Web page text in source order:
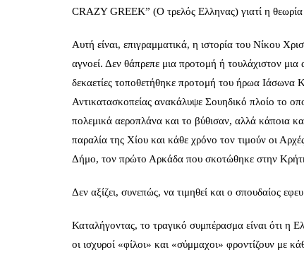
CRAZY GREEK” (O τρελός Ελληνας) γιατί η
Αυτή είναι, επιγραμματικά, η ιστορία του Νίκου
αγνοεί. Δεν θάπρεπε μια προτομή ή τουλάχιστον
δεκαετίες τοποθετήθηκε προτομή του ήρωα
Αντικατασκοπείας ανακάλυψε Σουηδικό πλοίο το
πολεμικά αεροπλάνα και το βύθισαν, αλλά κάποια
παραλία της Χίου και κάθε χρόνο τον τιμούν οι
Δήμο, τον πρώτο Αρκάδα που σκοτώθηκε στην
Δεν αξίζει, συνεπώς, να τιμηθεί και ο σπουδαίος
Καταλήγοντας, το τραγικό συμπέρασμα είναι ότι η
οι ισχυροί «φίλοι» και «σύμμαχοι» φροντίζουν με